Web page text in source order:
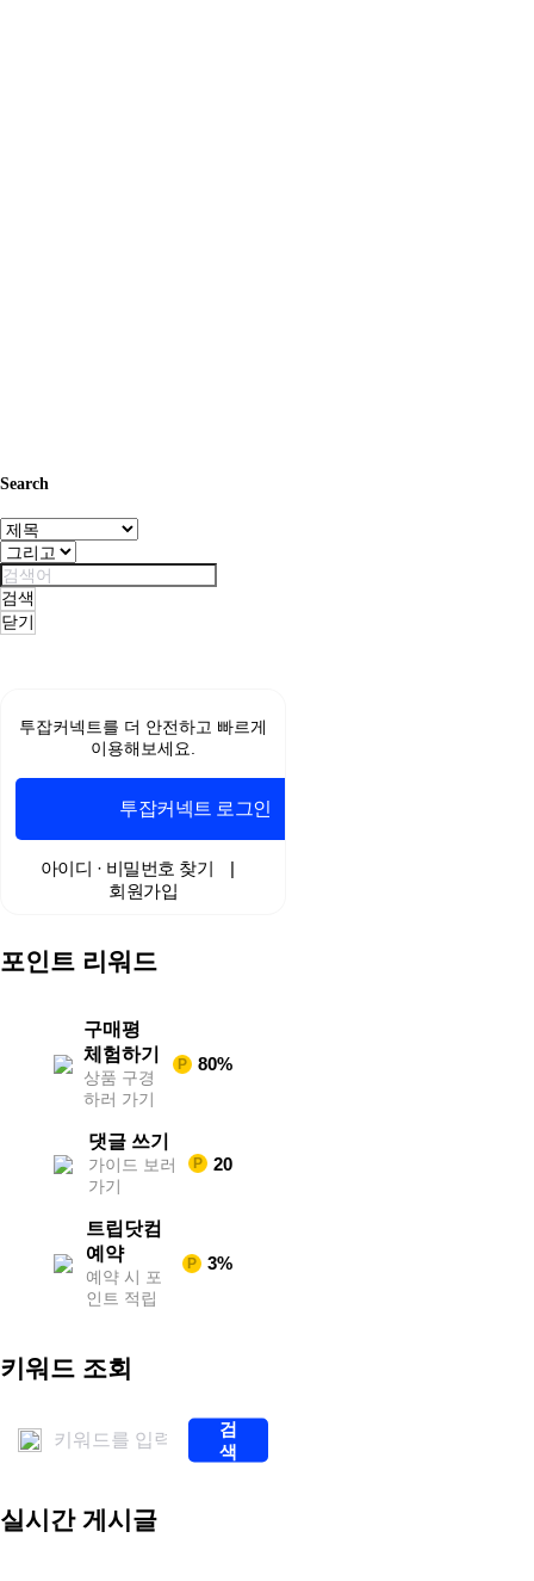
Search
검색
닫기
스
구
중
포
구
스
계
해
중
포
해
외
투잡커넥트를 더 안전하고 빠르게
이용해보세요.
투잡커넥트 로그인
아이디 · 비밀번호 찾기
|
회원가입
포인트 리워드
구매평
체험하기
상품 구경
하러 가기
P 80%
댓글 쓰기
가이드 보러
가기
P 20
트립닷컴
예약
예약 시 포
인트 적립
P 3%
키워드 조회
검
색
실시간 게시글